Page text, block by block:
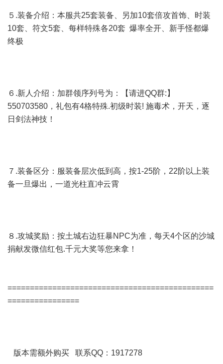
５.装备介绍：本服共25套装备、另加10套倍攻首饰、时装
10套、符文5套、每样特殊各20套 爆率全开、新手怪都爆
终极
６.新人介绍：加群领序列号为：【请进QQ群:】
550703580，礼包有4格特殊.初级时装! 施毒术，开天，逐
日剑法神技！
７.装备区分：服装备层次低到高，按1-25阶，22阶以上装
备一旦爆出，一道光柱直冲云霄
８.攻城奖励：按土城右边狂暴NPC为准，每天4个区的沙城
捐献发微信红包.千元大奖等您来拿！
==============================================
================
版本需额外购买 联系QQ：1917278